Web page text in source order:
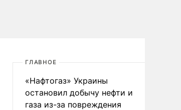
ГЛАВНОЕ
«Нафтогаз» Украины
остановил добычу нефти и
газа из-за повреждения